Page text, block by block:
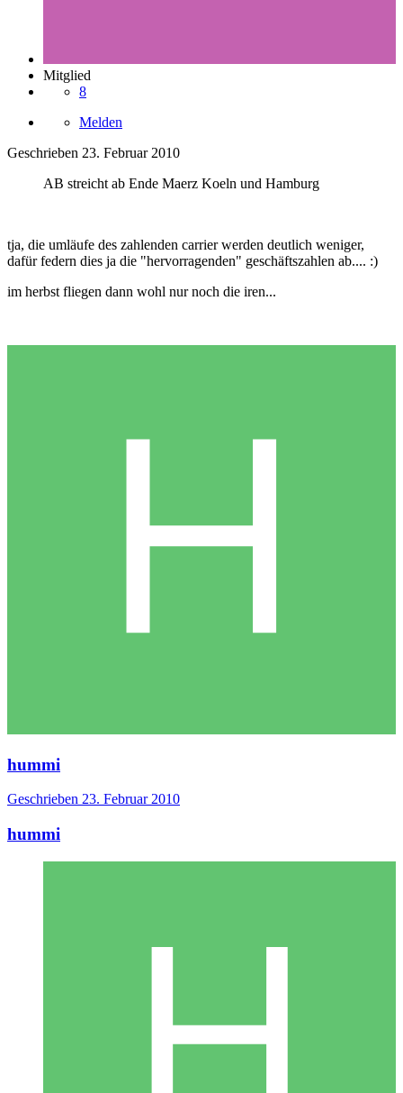
Mitglied
8
Melden
Geschrieben 23. Februar 2010
AB streicht ab Ende Maerz Koeln und Hamburg
tja, die umläufe des zahlenden carrier werden deutlich weniger,
dafür federn dies ja die "hervorragenden" geschäftszahlen ab.... :)
im herbst fliegen dann wohl nur noch die iren...
hummi
Geschrieben 23. Februar 2010
hummi